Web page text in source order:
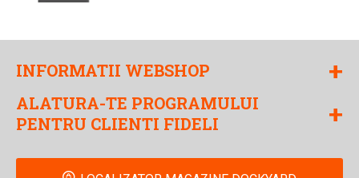
INFORMATII WEBSHOP +
ALATURA-TE PROGRAMULUI
PENTRU CLIENTI FIDELI
+